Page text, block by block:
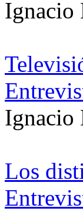
Ignacio
Ignacio
Los